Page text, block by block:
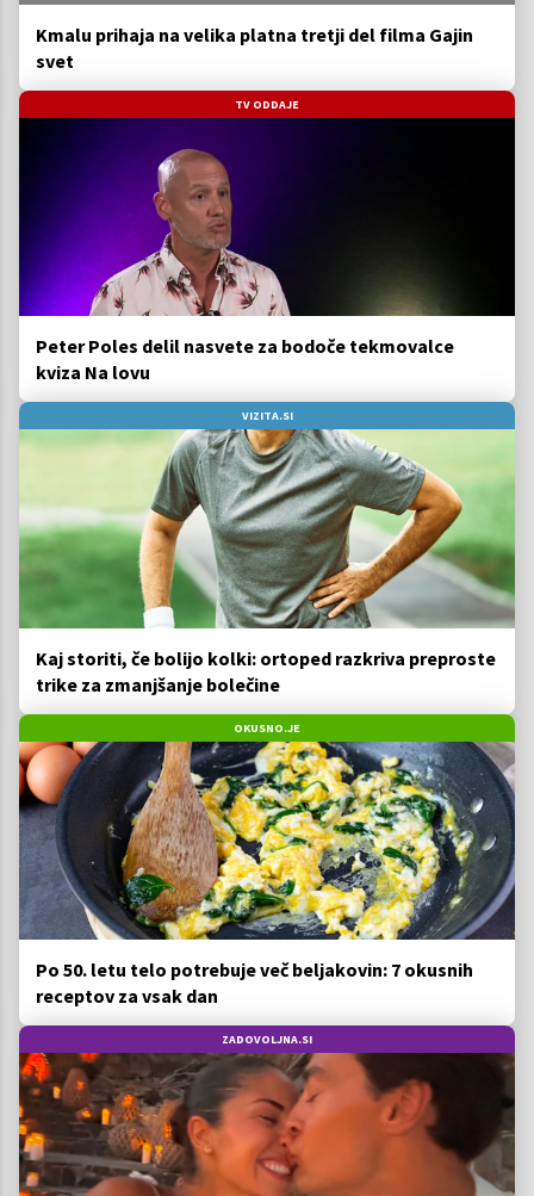
Kmalu prihaja na velika platna tretji del filma Gajin
svet
TV ODDAJE
Peter Poles delil nasvete za bodoče tekmovalce
kviza Na lovu
VIZITA.SI
Kaj storiti, če bolijo kolki: ortoped razkriva preproste
trike za zmanjšanje bolečine
OKUSNO.JE
Po 50. letu telo potrebuje več beljakovin: 7 okusnih
receptov za vsak dan
ZADOVOLJNA.SI